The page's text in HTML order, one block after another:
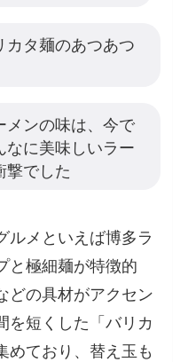
タ麺のあつあつ
メンの味は、今で
なに美味しいラー
撃でした
ルメといえば博多ラ
と極細麺が特徴的
どの具材がアクセン
を短くした「バリカ
めており、替え玉も